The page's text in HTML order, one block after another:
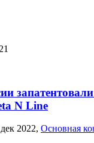
N Line
2022, Основная